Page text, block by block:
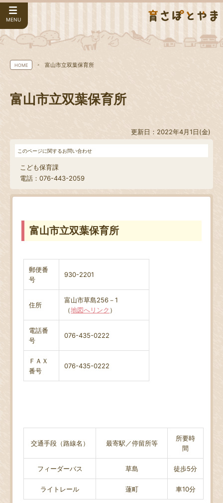
MENU
HOME 富山市立双葉保育所
富山市立双葉保育所
更新日：2022年4月1日(金)
このページに関するお問い合わせ
こども保育課
電話：076-443-2059
富山市立双葉保育所
郵便番
号
930-2201
住所
富山市草島256－1
（地図へリンク ）
電話番
号
076-435-0222
ＦＡＸ
番号
076-435-0222
交通手段（路線名） 最寄駅／停留所等
所要時
間
フィーダーバス 草島 徒歩5分
ライトレール 蓮町 車10分